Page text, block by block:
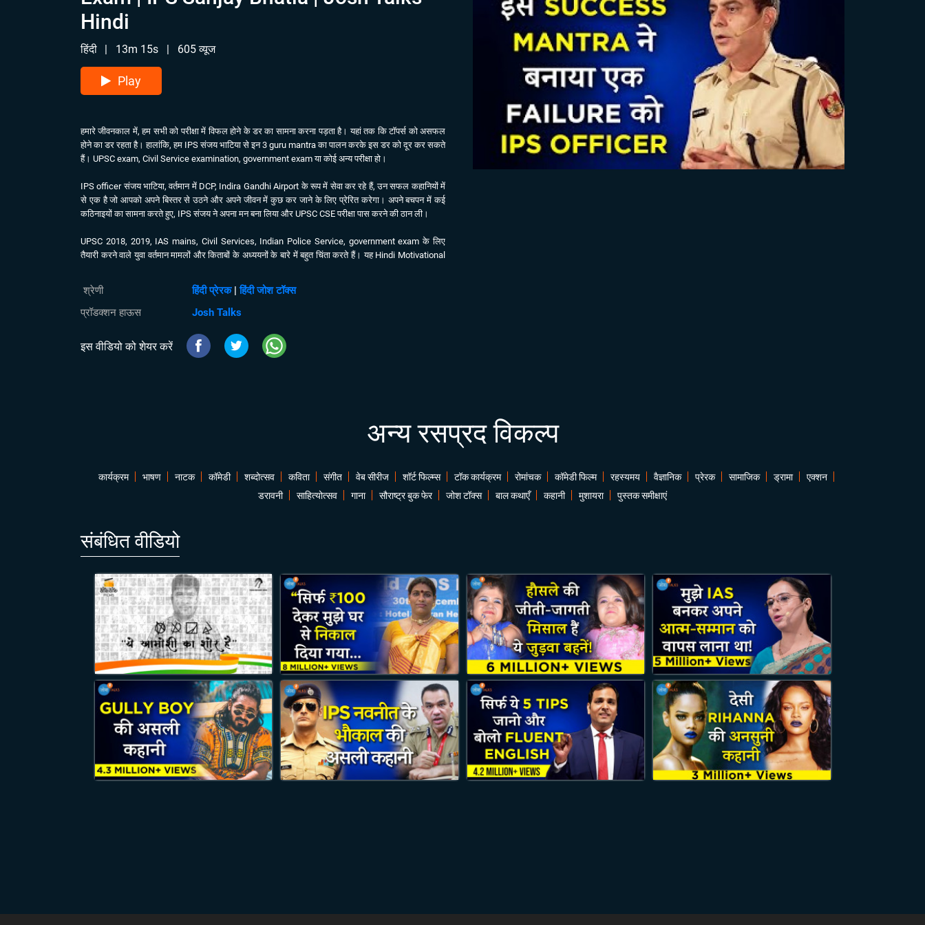
Hindi
हिंदी | 13m 15s | 605 व्यूज
Play
हमारे जीवनकाल में, हम सभी को परीक्षा में विफल होने के डर का सामना करना पड़ता है। यहां तक ​​कि टॉपर्स को असफल
होने का डर रहता है। हालांकि, हम IPS संजय भाटिया से इन 3 guru mantra का पालन करके इस डर को दूर कर सकते
हैं। UPSC exam, Civil Service examination, government exam या कोई अन्य परीक्षा हो।
IPS officer संजय भाटिया, वर्तमान में DCP, Indira Gandhi Airport के रूप में सेवा कर रहे हैं, उन सफल कहानियों में
से एक है जो आपको अपने बिस्तर से उठने और अपने जीवन में कुछ कर जाने के लिए प्रेरित करेगा। अपने बचपन में कई
कठिनाइयों का सामना करते हुए, IPS संजय ने अपना मन बना लिया और UPSC CSE परीक्षा पास करने की ठान ली।
UPSC 2018, 2019, IAS mains, Civil Services, Indian Police Service, government exam के लिए
तैयारी करने वाले युवा वर्तमान मामलों और किताबों के अध्ययनों के बारे में बहुत चिंता करते हैं। यह Hindi Motivational
मुक्त करती है।
श्रेणी हिंदी प्रेरक|हिंदी जोश टॉक्स
प्रॉडक्शन हाऊस
Josh Talks
इस वीडियो को शेयर करें
अन्य रसप्रद विकल्प
कार्यक्रम भाषण नाटक कॉमेडी शब्दोत्सव कविता संगीत वेब सीरीज शॉर्ट फिल्म्स टॉक कार्यक्रम रोमांचक कॉमेडी फिल्म रहस्यमय वैज्ञानिक प्रेरक सामाजिक ड्रामा
एक्शन
डरावनी
साहित्योत्सव गाना सौराष्ट्र बुक फेर जोश टॉक्स बाल कथाएँ कहानी मुशायरा पुस्तक समीक्षाएं
संबंधित वीडियो